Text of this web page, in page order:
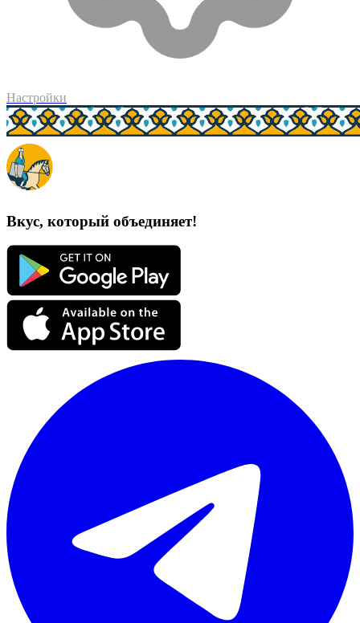
Настройки
Вкус, который объединяет!